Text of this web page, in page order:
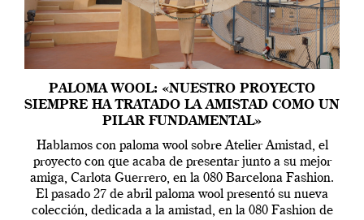
PALOMA WOOL: «NUESTRO PROYECTO
SIEMPRE HA TRATADO LA AMISTAD COMO UN
PILAR FUNDAMENTAL»
Hablamos con paloma wool sobre Atelier Amistad, el
proyecto con que acaba de presentar junto a su mejor
amiga, Carlota Guerrero, en la 080 Barcelona Fashion.
El pasado 27 de abril paloma wool presentó su nueva
colección, dedicada a la amistad, en la 080 Fashion de